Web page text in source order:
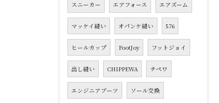
スニーカー エアフォース エアズーム
マッケイ縫い オパンケ縫い 576
ヒールカップ FootJoy フットジョイ
出し縫い CHIPPEWA チペワ
エンジニアブーツ ソール交換